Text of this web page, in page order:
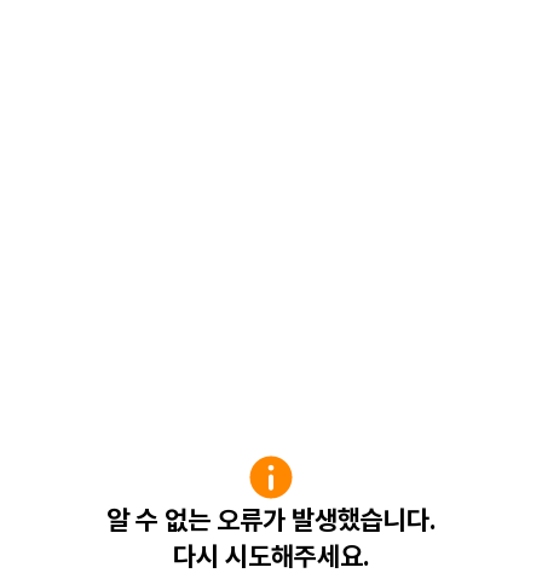
알 수 없는 오류가 발생했습니다.
다시 시도해주세요.